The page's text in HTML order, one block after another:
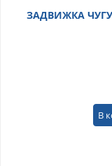
ЗАДВИЖКА
В